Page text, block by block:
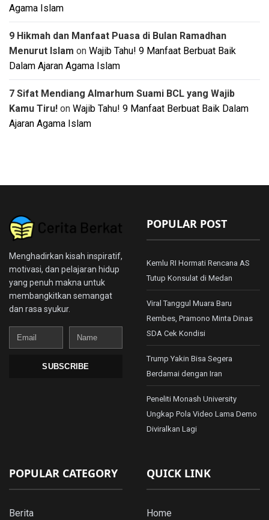
Agama Islam
9 Hikmah dan Manfaat Puasa di Bulan Ramadhan
Menurut Islam on Wajib Tahu! 9 Manfaat Berbuat Baik
Dalam Ajaran Agama Islam
7 Sifat Mendiang Almarhum Suami BCL yang Wajib
Kamu Tiru! on Wajib Tahu! 9 Manfaat Berbuat Baik Dalam
Ajaran Agama Islam
Menghadirkan kisah inspiratif,
motivasi, dan pelajaran hidup
yang penuh makna untuk
membangkitkan semangat
dan rasa syukur.
Email
Name
SUBSCRIBE
POPULAR POST
Kemlu RI Hormati Rencana AS
Tutup Konsulat di Medan
Viral Tanggul Muara Baru
Rembes, Pramono Minta Dinas
SDA Cek Kondisi
Trump Yakin Bisa Segera
Berdamai dengan Iran
Peneliti Monash University
Ungkap Pola Video Lama Demo
Diviralkan Lagi
POPULAR CATEGORY
Berita
QUICK LINK
Home